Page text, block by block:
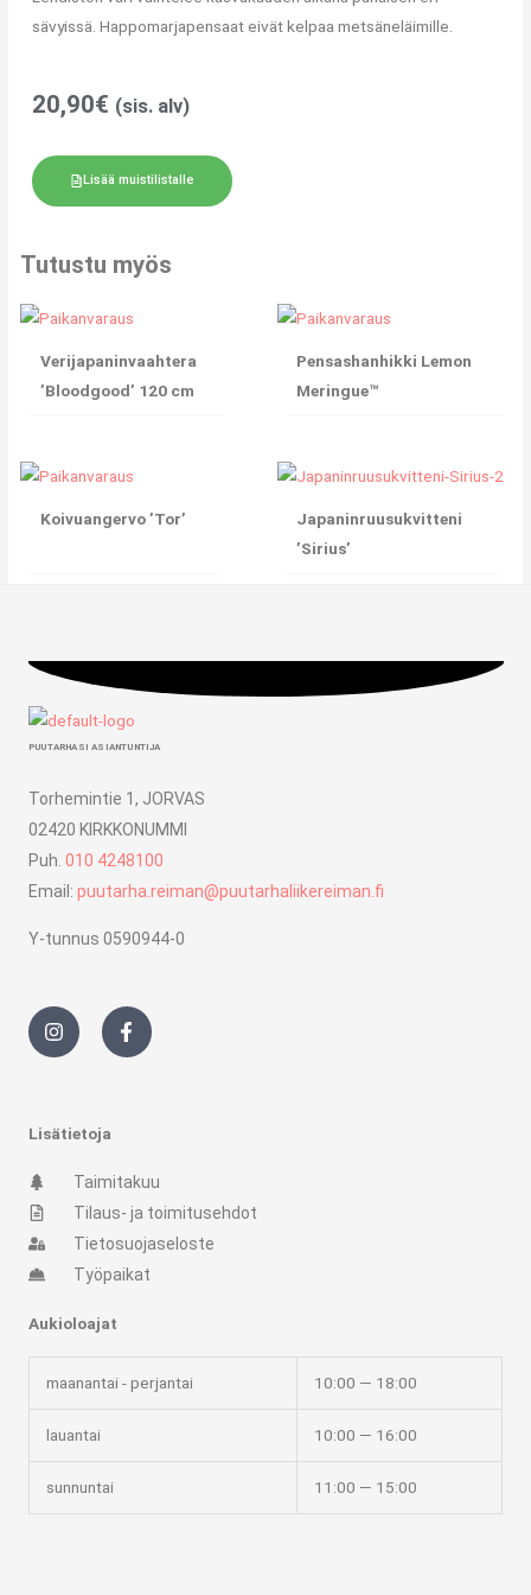
sävyissä. Happomarjapensaat eivät kelpaa metsäneläimille.
20,90€ (sis. alv)
Lisää muistilistalle
Tutustu myös
Verijapaninvaahtera
’Bloodgood’ 120 cm
Pensashanhikki Lemon
Meringue™
Koivuangervo ’Tor’
Japaninruusukvitteni
’Sirius’
PUUTARHASI ASIANTUNTIJA
Torhemintie 1, JORVAS
02420 KIRKKONUMMI
Puh. 010 4248100
Email: puutarha.reiman@puutarhaliikereiman.fi
Y-tunnus 0590944-0
I
n
s
t
r
a
F
a
c
e
f
Lisätietoja
Taimitakuu
Tilaus- ja toimitusehdot
Tietosuojaseloste
Työpaikat
Aukioloajat
maanantai - perjantai 10:00 — 18:00
lauantai 10:00 — 16:00
sunnuntai 11:00 — 15:00